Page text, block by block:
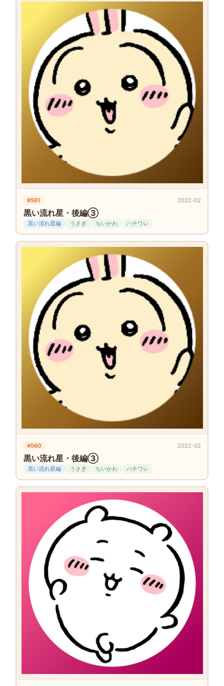
#561 2022-02
黒い流れ星・後編③
黒い流れ星編 うさぎ ちいかわ ハチワレ
#560 2022-02
黒い流れ星・後編③
黒い流れ星編 うさぎ ちいかわ ハチワレ